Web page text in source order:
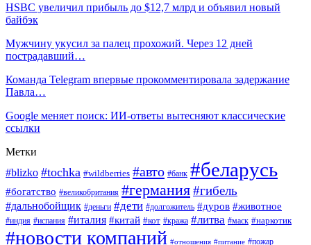
HSBC увеличил прибыль до $12,7 млрд и объявил новый
байбэк
Мужчину укусил за палец прохожий. Через 12 дней
пострадавший…
Команда Telegram впервые прокомментировала задержание
Павла…
Google меняет поиск: ИИ-ответы вытесняют классические
ссылки
Метки
#blizko #tochka #wildberries #авто #банк #беларусь
#богатство #великобритания #германия#гибель
#дальнобойщик #деньги #дети #долгожитель #дуров #животное
#индия #испания #италия #китай #кот #кража #литва #маск #наркотик
#новости компаний #отношения #питание #пожар